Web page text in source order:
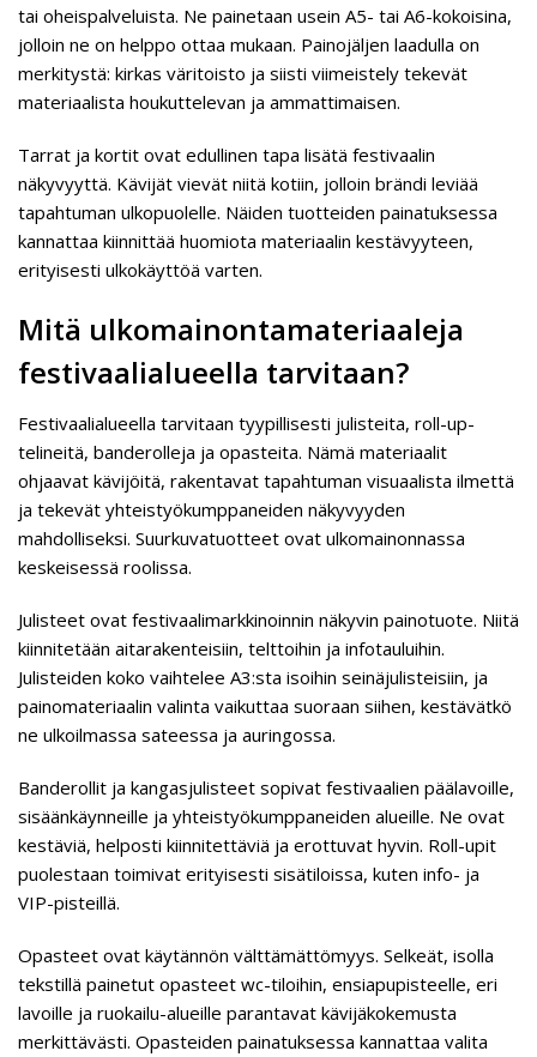
tai oheispalveluista. Ne painetaan usein A5- tai A6-kokoisina,
jolloin ne on helppo ottaa mukaan. Painojäljen laadulla on
merkitystä: kirkas väritoisto ja siisti viimeistely tekevät
materiaalista houkuttelevan ja ammattimaisen.
Tarrat ja kortit ovat edullinen tapa lisätä festivaalin
näkyvyyttä. Kävijät vievät niitä kotiin, jolloin brändi leviää
tapahtuman ulkopuolelle. Näiden tuotteiden painatuksessa
kannattaa kiinnittää huomiota materiaalin kestävyyteen,
erityisesti ulkokäyttöä varten.
Mitä ulkomainontamateriaaleja
festivaalialueella tarvitaan?
Festivaalialueella tarvitaan tyypillisesti julisteita, roll-up-
telineitä, banderolleja ja opasteita. Nämä materiaalit
ohjaavat kävijöitä, rakentavat tapahtuman visuaalista ilmettä
ja tekevät yhteistyökumppaneiden näkyvyyden
mahdolliseksi. Suurkuvatuotteet ovat ulkomainonnassa
keskeisessä roolissa.
Julisteet ovat festivaalimarkkinoinnin näkyvin painotuote. Niitä
kiinnitetään aitarakenteisiin, telttoihin ja infotauluihin.
Julisteiden koko vaihtelee A3:sta isoihin seinäjulisteisiin, ja
painomateriaalin valinta vaikuttaa suoraan siihen, kestävätkö
ne ulkoilmassa sateessa ja auringossa.
Banderollit ja kangasjulisteet sopivat festivaalien päälavoille,
sisäänkäynneille ja yhteistyökumppaneiden alueille. Ne ovat
kestäviä, helposti kiinnitettäviä ja erottuvat hyvin. Roll-upit
puolestaan toimivat erityisesti sisätiloissa, kuten info- ja
VIP-pisteillä.
Opasteet ovat käytännön välttämättömyys. Selkeät, isolla
tekstillä painetut opasteet wc-tiloihin, ensiapupisteelle, eri
lavoille ja ruokailu-alueille parantavat kävijäkokemusta
merkittävästi. Opasteiden painatuksessa kannattaa valita